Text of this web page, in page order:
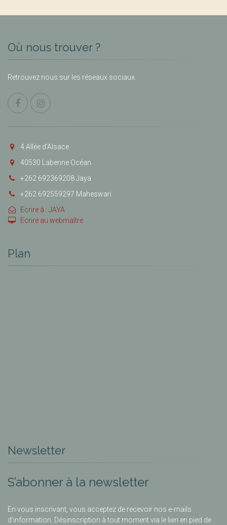
Où nous trouver ?
Retrouvez nous sur les réseaux sociaux.
4 Allée d’Alsace
40530 Labenne Océan
+262 692369208 Jaya
+262 692559297 Maheswari
Ecrire à : JAYA
Ecrire au webmaître
Plan
Newsletter
S’abonner à la newsletter
En vous inscrivant, vous acceptez de recevoir nos e-mails
d’information. Désinscription à tout moment via le lien en pied de